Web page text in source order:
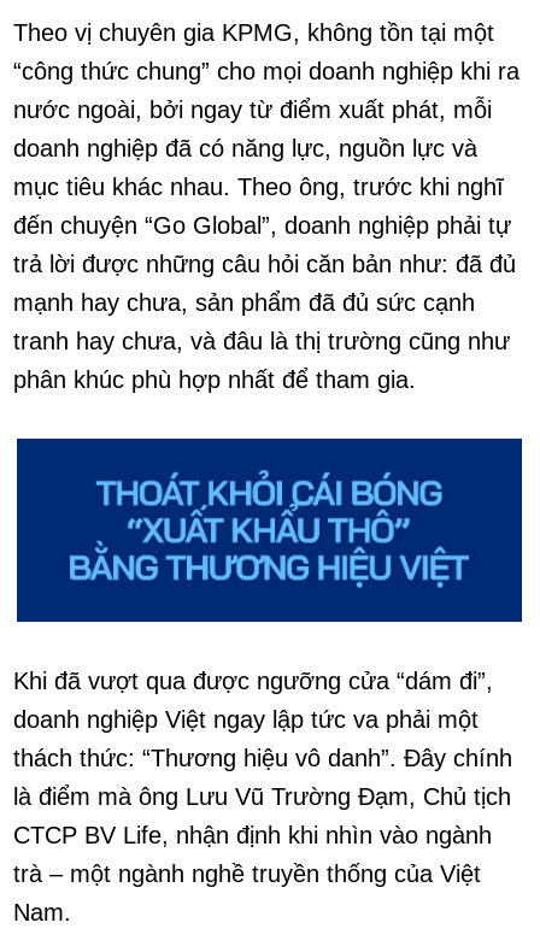
Theo vị chuyên gia KPMG, không tồn tại một
“công thức chung” cho mọi doanh nghiệp khi ra
nước ngoài, bởi ngay từ điểm xuất phát, mỗi
doanh nghiệp đã có năng lực, nguồn lực và
mục tiêu khác nhau. Theo ông, trước khi nghĩ
đến chuyện “Go Global”, doanh nghiệp phải tự
trả lời được những câu hỏi căn bản như: đã đủ
mạnh hay chưa, sản phẩm đã đủ sức cạnh
tranh hay chưa, và đâu là thị trường cũng như
phân khúc phù hợp nhất để tham gia.
Khi đã vượt qua được ngưỡng cửa “dám đi”,
doanh nghiệp Việt ngay lập tức va phải một
thách thức: “Thương hiệu vô danh”. Đây chính
là điểm mà ông Lưu Vũ Trường Đạm, Chủ tịch
CTCP BV Life, nhận định khi nhìn vào ngành
trà – một ngành nghề truyền thống của Việt
Nam.